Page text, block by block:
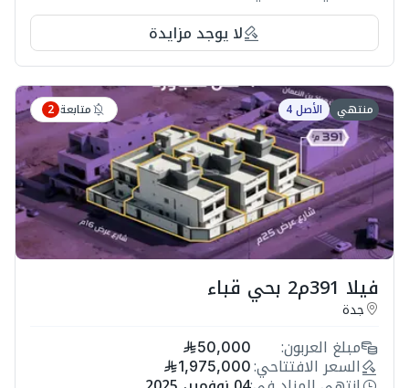
لا يوجد مزايدة
منتهي الأصل 4 متابعة 2
فيلا 391م2 بحي قباء
جدة
مبلغ العربون: 50,000
السعر الافتتاحي: 1,975,000